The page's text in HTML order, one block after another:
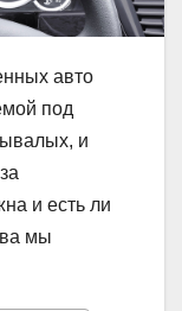
авто
под
и
и есть ли
мы